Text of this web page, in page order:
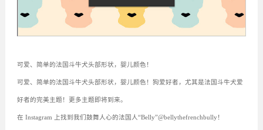
可爱、简单的法国斗牛犬头部形状，婴儿颜色！
可爱、简单的法国斗牛犬头部形状，婴儿颜色！狗爱好者，尤其是法国斗牛犬爱
好者的完美主题！更多主题即将到来。
在 Instagram 上找到我们鼓舞人心的法国人“Belly”@bellythefrenchbully！